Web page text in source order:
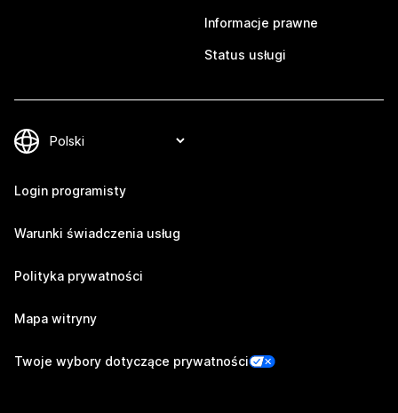
Informacje prawne
Status usługi
Login programisty
Warunki świadczenia usług
Polityka prywatności
Mapa witryny
Twoje wybory dotyczące prywatności